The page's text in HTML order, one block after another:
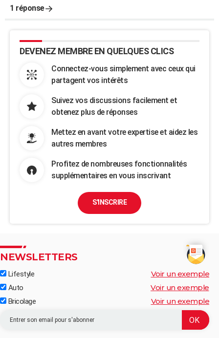
1 réponse
DEVENEZ MEMBRE EN QUELQUES CLICS
Connectez-vous simplement avec ceux qui
partagent vos intérêts
Suivez vos discussions facilement et
obtenez plus de réponses
Mettez en avant votre expertise et aidez les
autres membres
Profitez de nombreuses fonctionnalités
supplémentaires en vous inscrivant
S'INSCRIRE
NEWSLETTERS
Lifestyle Voir un exemple
Auto Voir un exemple
Bricolage Voir un exemple